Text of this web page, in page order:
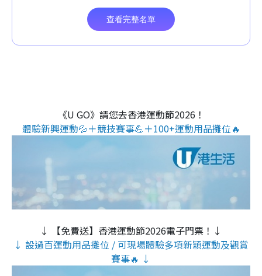
《U GO》請您去香港運動節2026！
體驗新興運動💦＋競技賽事💪＋100+運動用品攤位🔥
↓ 【免費送】香港運動節2026電子門票！↓
↓ 設過百運動用品攤位 / 可現場體驗多項新穎運動及觀賞
賽事🔥 ↓